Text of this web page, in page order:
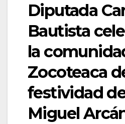
Diputada
Bautista
la
Zocoteaca
festividad
Miguel